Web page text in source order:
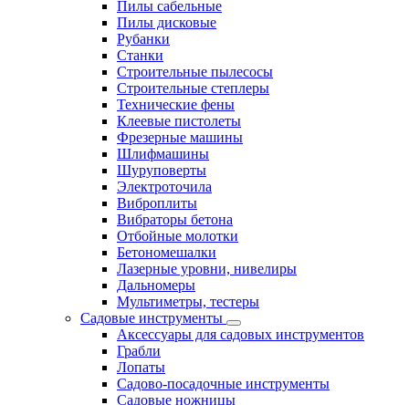
Пилы сабельные
Пилы дисковые
Рубанки
Станки
Строительные пылесосы
Строительные степлеры
Технические фены
Клеевые пистолеты
Фрезерные машины
Шлифмашины
Шуруповерты
Электроточила
Виброплиты
Вибраторы бетона
Отбойные молотки
Бетономешалки
Лазерные уровни, нивелиры
Дальномеры
Мультиметры, тестеры
Садовые инструменты
Аксессуары для садовых инструментов
Грабли
Лопаты
Садово-посадочные инструменты
Садовые ножницы